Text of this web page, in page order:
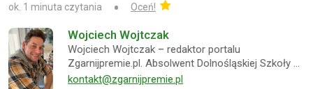
ok. 1 minuta czytania
Oceń!
Wojciech Wojtczak
Wojciech Wojtczak – redaktor portalu
Zgarnijpremie.pl. Absolwent Dolnośląskiej Szkoły …
kontakt@zgarnijpremie.pl